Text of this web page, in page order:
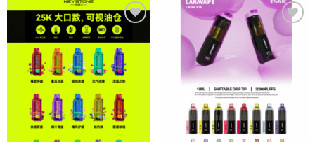
Add to
wishlist
Add to
wishlist